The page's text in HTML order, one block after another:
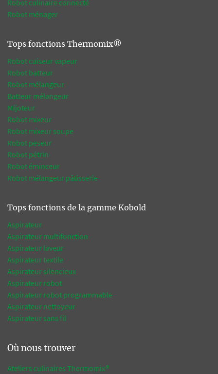
Robot culinaire connecté
Robot ménager
Tops fonctions Thermomix®
Robot cuiseur vapeur
Robot batteur
Robot mélangeur
Batteur mélangeur
Mijoteur
Robot mixeur
Robot mixeur soupe
Robot peseur
Robot pétrin
Robot éminceur
Robot mélangeur pâtisserie
Tops fonctions de la gamme Kobold
Aspirateur
Aspirateur multifonction
Aspirateur laveur
Aspirateur textile
Aspirateur silencieux
Aspirateur robot
Aspirateur robot programmable
Aspirateur nettoyeur
Aspirateur sans fil
Où nous trouver
Ateliers culinaires Thermomix®